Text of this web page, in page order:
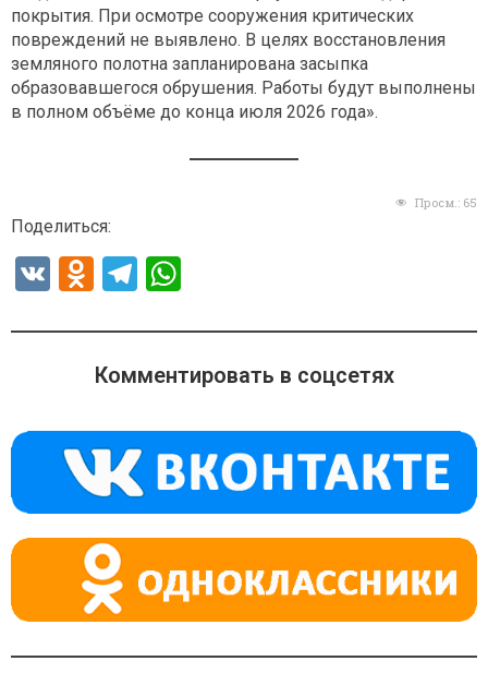
покрытия. При осмотре сооружения критических
повреждений не выявлено. В целях восстановления
земляного полотна запланирована засыпка
образовавшегося обрушения. Работы будут выполнены
в полном объёме до конца июля 2026 года».
Просм.: 65
Поделиться:
V
O
n
o
a
ss
ni
ki
T
e
gr
m
at
s
p
p
Комментировать в соцсетях